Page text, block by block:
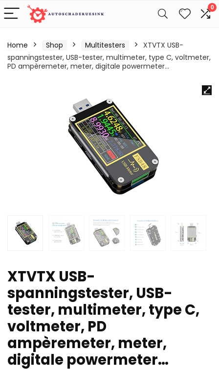
0
Home Shop Multitesters
XTVTX USB-
spanningstester, USB-tester, multimeter, type C, voltmeter,
PD ampèremeter, meter, digitale powermeter…
XTVTX USB-
spanningstester, USB-
tester, multimeter, type C,
voltmeter, PD
ampèremeter, meter,
digitale powermeter…